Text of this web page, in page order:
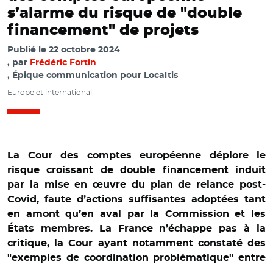
s’alarme du risque de "double
financement" de projets
Publié le 22 octobre 2024
par Frédéric Fortin
, Épique communication pour Localtis
Europe et international
La Cour des comptes européenne déplore le
risque croissant de double financement induit
par la mise en œuvre du plan de relance post-
Covid, faute d’actions suffisantes adoptées tant
en amont qu’en aval par la Commission et les
États membres. La France n’échappe pas à la
critique, la Cour ayant notamment constaté des
"exemples de coordination problématique" entre